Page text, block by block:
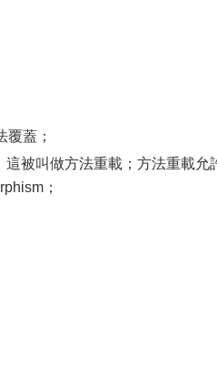
蓋；
被叫做方法重載；方法重載允
；